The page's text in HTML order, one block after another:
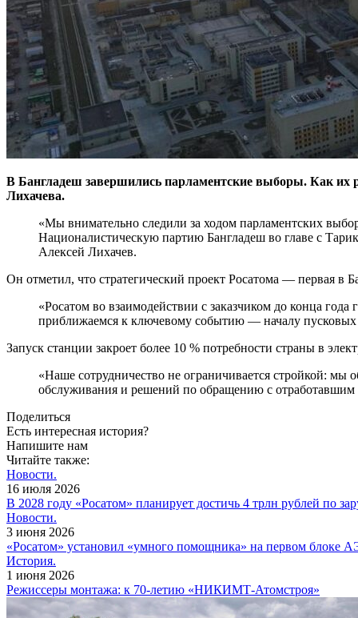
В Бангладеш завершились парламентские выборы. Как их
Лихачева.
«Мы внимательно следили за ходом парламентских
Националистическую партию Бангладеш во главе с
Алексей Лихачев.
Он отметил, что стратегический проект Росатома — первая в
«Росатом во взаимодействии с заказчиком до конца
приближаемся к ключевому событию — началу пусковых
Запуск станции закроет более 10 % потребности страны в
«Наше сотрудничество не ограничивается стройкой:
обслуживания и решений по обращению с
Поделиться
Есть интересная история?
Напишите нам
Читайте также:
Новости.
16 июля 2026
В 2028 году «Росатом» планирует достичь 4 трлн рублей по
Новости.
3 июня 2026
«Росатом» установил «умного помощника» на первом блоке
История.
1 июня 2026
Режиссеры монтажа: к 70-летию «НИКИМТ-Атомстроя»